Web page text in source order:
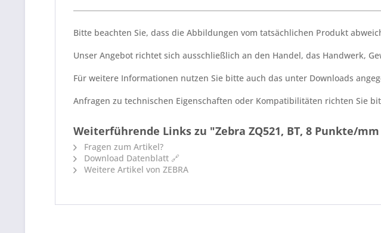
Bitte beachten Sie, dass die Abbildungen vom tatsächlichen Produkt
Unser Angebot richtet sich ausschließlich an den Handel, das Handwerk,
Für weitere Informationen nutzen Sie bitte auch das unter Downloads
Anfragen zu technischen Eigenschaften oder Kompatibilitäten richten Sie
Weiterführende Links zu "Zebra ZQ521, BT, 8 Punkte/
Fragen zum Artikel?
Download Datenblatt 🔗
Weitere Artikel von ZEBRA